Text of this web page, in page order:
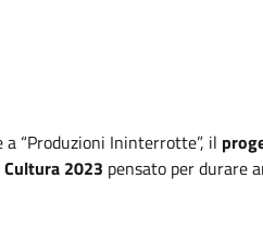
“Produzioni Ininterrotte”, il
2023 pensato per durare